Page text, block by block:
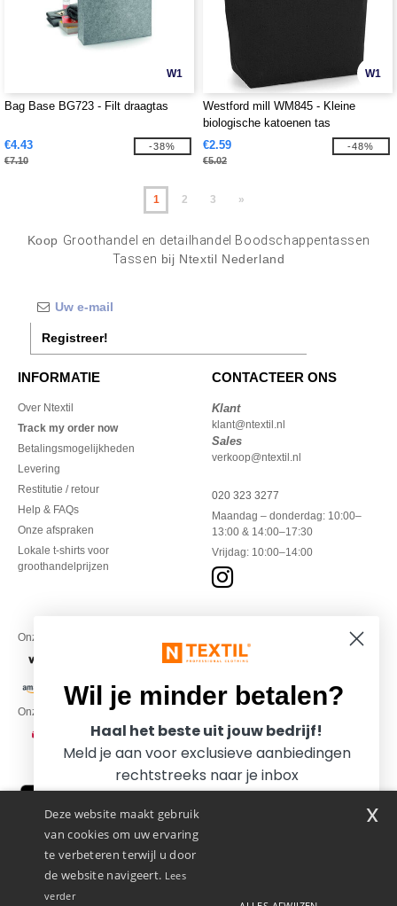
W1
Bag Base BG723 - Filt draagtas
€4.43
€7.10
-38%
W1
Westford mill WM845 - Kleine
biologische katoenen tas
€2.59
€5.02
-48%
1 2 3 »
Koop Groothandel en detailhandel Boodschappentassen
Tassen bij Ntextil Nederland
Registreer!
INFORMATIE
Over Ntextil
Track my order now
Betalingsmogelijkheden
Levering
Restitutie / retour
Help & FAQs
Onze afspraken
Lokale t-shirts voor
groothandelprijzen
CONTACTEER ONS
Klant
klant@ntextil.nl
Sales
verkoop@ntextil.nl
020 323 3277
Maandag – donderdag: 10:00–
13:00 & 14:00–17:30
Vrijdag: 10:00–14:00
Onze financiële partners
Onze transporteurs
Deze website maakt gebruik
van cookies om uw ervaring
te verbeteren terwijl u door
de website navigeert. Lees
verder
x
Wil je minder betalen?
Haal het beste uit jouw bedrijf!
Meld je aan voor exclusieve aanbiedingen
rechtstreeks naar je inbox